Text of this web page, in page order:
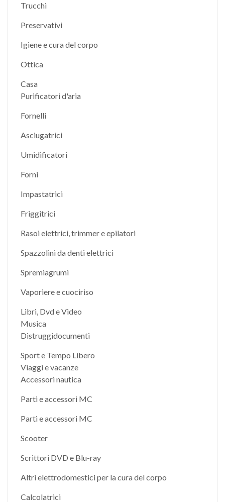
Trucchi
Preservativi
Igiene e cura del corpo
Ottica
Casa
Purificatori d'aria
Fornelli
Asciugatrici
Umidificatori
Forni
Impastatrici
Friggitrici
Rasoi elettrici, trimmer e epilatori
Spazzolini da denti elettrici
Spremiagrumi
Vaporiere e cuociriso
Libri, Dvd e Video
Musica
Distruggidocumenti
Sport e Tempo Libero
Viaggi e vacanze
Accessori nautica
Parti e accessori MC
Parti e accessori MC
Scooter
Scrittori DVD e Blu-ray
Altri elettrodomestici per la cura del corpo
Calcolatrici